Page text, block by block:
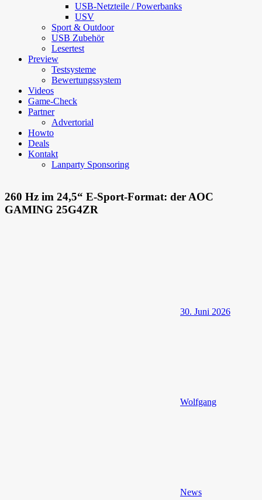
USB-Netzteile / Powerbanks
USV
Sport & Outdoor
USB Zubehör
Lesertest
Preview
Testsysteme
Bewertungssystem
Videos
Game-Check
Partner
Advertorial
Howto
Deals
Kontakt
Lanparty Sponsoring
260 Hz im 24,5“ E-Sport-Format: der AOC
GAMING 25G4ZR
30. Juni 2026
Wolfgang
News